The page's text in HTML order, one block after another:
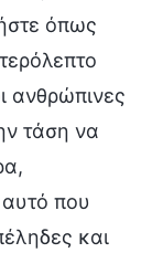
όπως
ανθρώπινες
τάση να
που
και